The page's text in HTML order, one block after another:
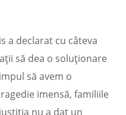
a declarat cu câteva
să dea o soluţionare
să avem o
imensă, familiile
nu a dat un